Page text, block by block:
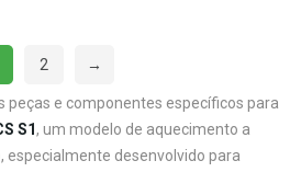
2 →
peças e componentes específicos para
S1, um modelo de aquecimento a
especialmente desenvolvido para